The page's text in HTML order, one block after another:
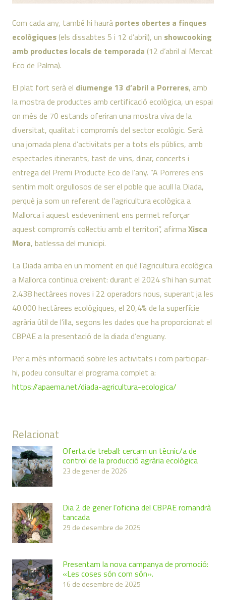
Com cada any, també hi haurà portes obertes a finques
ecològiques(els dissabtes 5 i 12 d’abril), un showcooking
amb productes locals de temporada (12 d’abril al Mercat
Eco de Palma).
El plat fort serà el diumenge 13 d’abril a Porreres, amb
la mostra de productes amb certificació ecològica, un espai
on més de 70 estands oferiran una mostra viva de la
diversitat, qualitat i compromís del sector ecològic. Serà
una jornada plena d’activitats per a tots els públics, amb
espectacles itinerants, tast de vins, dinar, concerts i
entrega del Premi Producte Eco de l’any. “A Porreres ens
sentim molt orgullosos de ser el poble que acull la Diada,
perquè ja som un referent de l’agricultura ecològica a
Mallorca i aquest esdeveniment ens permet reforçar
aquest compromís col·lectiu amb el territori”, afirmaXisca
Mora, batlessa del municipi.
La Diada arriba en un moment en què l’agricultura ecològica
a Mallorca continua creixent: durant el 2024 s’hi han sumat
2.438 hectàrees noves i 22 operadors nous, superant ja les
40.000 hectàrees ecològiques, el 20,4% de la superfície
agrària útil de l’illa, segons les dades que ha proporcionat el
CBPAE a la presentació de la diada d’enguany.
Per a més informació sobre les activitats i com participar-
hi, podeu consultar el programa complet a:
https://apaema.net/diada-agricultura-ecologica/
Relacionat
Oferta de treball: cercam un tècnic/a de
control de la producció agrària ecològica
23 de gener de 2026
Dia 2 de gener l’oficina del CBPAE romandrà
tancada
29 de desembre de 2025
Presentam la nova campanya de promoció:
«Les coses són com són».
16 de desembre de 2025